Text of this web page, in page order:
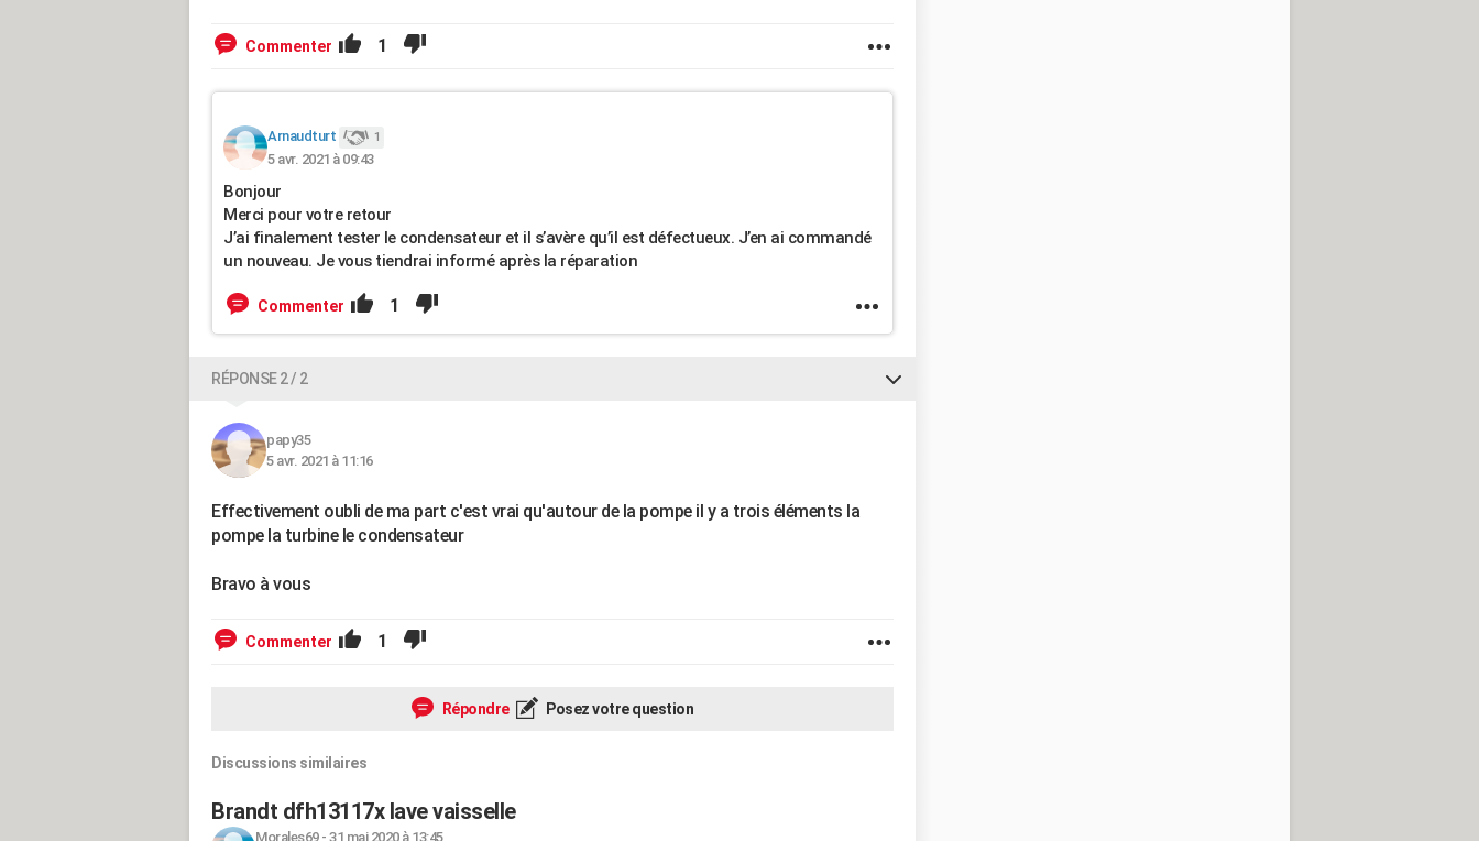
Commenter 1
Arnaudturt 1
5 avr. 2021 à 09:43
Bonjour
Merci pour votre retour
J’ai finalement tester le condensateur et il s’avère qu’il est défectueux. J’en ai commandé
un nouveau. Je vous tiendrai informé après la réparation
Commenter 1
RÉPONSE 2 / 2
papy35
5 avr. 2021 à 11:16
Effectivement oubli de ma part c'est vrai qu'autour de la pompe il y a trois éléments la
pompe la turbine le condensateur
Bravo à vous
Commenter 1
Répondre Posez votre question
Discussions similaires
Brandt dfh13117x lave vaisselle
Morales69- 31 mai 2020 à 13:45